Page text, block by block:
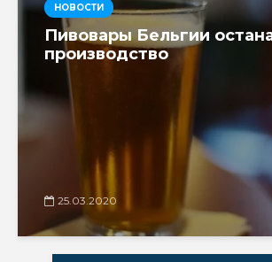
НОВОСТИ
Пивовары Бельгии
производство
25.03.2020